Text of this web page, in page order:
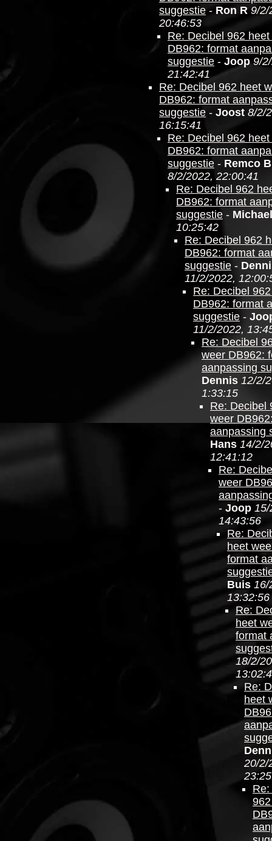
suggestie - Ron R 9/2/
20:46:53
Re: Decibel 962
DB962: format
suggestie - Joop 9/
21:42:41
Re: Decibel 962 heet
DB962: format
suggestie - Joost 8/2/
16:15:41
Re: Decibel 962
DB962: format
suggestie - Remco
8/2/2022, 22:00:41
Re: Decibel 962
DB962: format
suggestie - Michael
10:25:42
Re: Decibel 962
DB962: format
suggestie -
11/2/2022,
Re: Decibel
DB962: format
suggestie -
11/2/2022,
Re: Decibel
weer DB962:
aanpassing
Dennis 12/2/
1:33:15
Re: Decibel
weer
aanpassing
Hans 14/2/
12:41:12
Re:
weer
- Joop 15/
14:43:56
Re:
heet
format
Buis 16/
13:32:56
Re:
heet
format
18/2/
Re:
heet
20/2/